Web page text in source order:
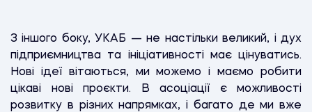
З іншого боку, УКАБ — не настільки великий, і дух
підприємництва та ініціативності має цінуватись.
Нові ідеї вітаються, ми можемо і маємо робити
цікаві нові проєкти. В асоціації є можливості
розвитку в різних напрямках, і багато де ми вже